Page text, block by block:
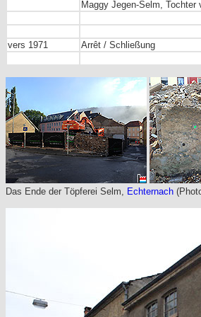
Maggy Jegen-Selm,
vers 1971 Arrêt / Schließung
Das Ende der Töpferei Selm, Echternach